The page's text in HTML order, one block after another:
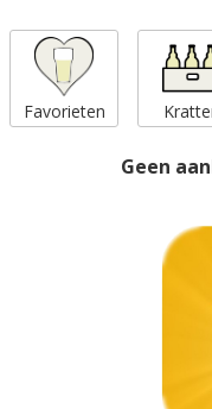
Favorieten
Geen